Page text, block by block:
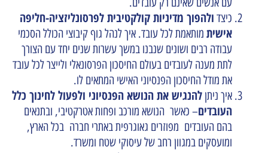
כיצד ולהפוך מדיניות קולקטיבית לפרסונליזציה-חליפה
אישית מותאמת לכל עובד. איך לנהל גוף קיבוצי הכולל הסכמי
עבודה רבים ושונים שנבנו במשך עשרות שנים יחד עם הצורך
לתת מענה לעובדים בעולם החיסכון הפרסונאלי ולייצר לכל עובד
את מודל החיסכון הפנסיוני האישי המתאים לו.
איך ניתן להנגיש את הנושא הפנסיוני ולפעול לחינוך כלל
העובדים– כאשר הנושא מורכב ופחות אטרקטיבי, ובתנאים
בהם העובדים מפוזרים גאוגרפית באתרי חברה בכל הארץ,
ומועסקים במגוון רחב של עיסוקי שטח ומשרד.